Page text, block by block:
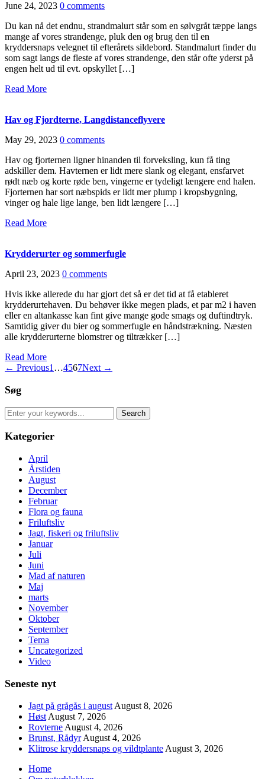
June 24, 2023 0 comments
Du kan nå det endnu, strandmalurt står som en sølvgråt tæppe langs
mange af vores strandenge, pluk den og brug den til en
kryddersnaps velegnet til efterårets sildebord. Standmalurt finder du
som sagt langs de fleste af vores strandenge, den står ofte yderst på
engen helt ud til evt. opskyllet […]
Read More
Hav og Fjordterne, Langdistanceflyvere
May 29, 2023 0 comments
Hav og fjorternen ligner hinanden til forveksling, kun få ting
adskiller dem. Havternen er lidt mere slank og elegant, ensfarvet
rødt næb og korte røde ben, vingerne er tydeligt længere end halen.
Fjorternen har sort næbspids er lidt mer plump i kropsbygning,
vinger og hale lige lange, ben lidt længere […]
Read More
Krydderurter og sommerfugle
April 23, 2023 0 comments
Hvis ikke allerede du har gjort det så er det tid at få etableret
krydderurtehaven. Du behøver ikke megen plads, et par m2 i haven
eller en altankasse kan fint give mange gode smags og duftindtryk.
Samtidig giver du bier og sommerfugle en håndstrækning. Næsten
alle krydderurterne blomstrer og tiltrækker […]
Read More
← Previous1 …4567Next →
Søg
Search
for:
Kategorier
April
Årstiden
August
December
Februar
Flora og fauna
Friluftsliv
Jagt, fiskeri og friluftsliv
Januar
Juli
Juni
Mad af naturen
Maj
marts
November
Oktober
September
Tema
Uncategorized
Video
Seneste nyt
Jagt på grågås i august August 8, 2026
Høst August 7, 2026
Rovterne August 4, 2026
Brunst, Rådyr August 4, 2026
Klitrose kryddersnaps og vildtplante August 3, 2026
Home